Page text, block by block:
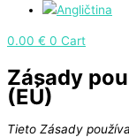
0.00 € 0 Cart
Zásady
(EÚ)
Tieto Zásady